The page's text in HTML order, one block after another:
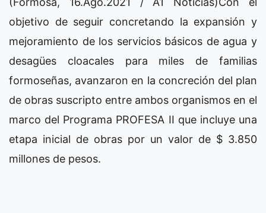
objetivo de seguir concretando la expansión y
mejoramiento de los servicios básicos de agua y
desagües cloacales para miles de familias
formoseñas, avanzaron en la concreción del plan
de obras suscripto entre ambos organismos en el
marco del Programa PROFESA II que incluye una
etapa inicial de obras por un valor de $ 3.850
millones de pesos.